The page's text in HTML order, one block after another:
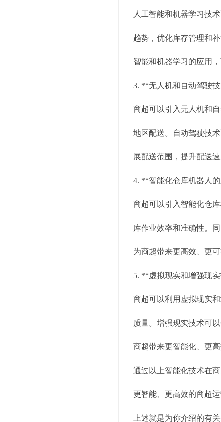
人工智能和机器学习技
趋势，优化库存管理和
智能和机器学习的应用
3. **无人机和自动驾驶
商超可以引入无人机和
地区配送。自动驾驶技
展配送范围，提升配送
4. **智能化仓库机器人
商超可以引入智能化仓
库作业效率和准确性。
为商超带来更高效、更
5. **虚拟现实和增强现
商超可以利用虚拟现实
质量。增强现实技术可
商超带来更智能化、更
通过以上智能化技术在
更智能、更高效的商超
上述就是为你介绍的有